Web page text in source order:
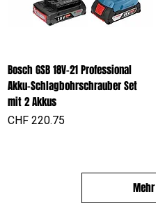
Bosch GSB 18V-21 Professional
Akku-Schlagbohrschrauber Set
mit 2 Akkus
Preis
CHF 220.75